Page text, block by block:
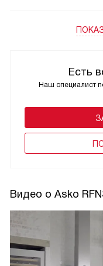
Есть
Наш специалист
Видео о Asko